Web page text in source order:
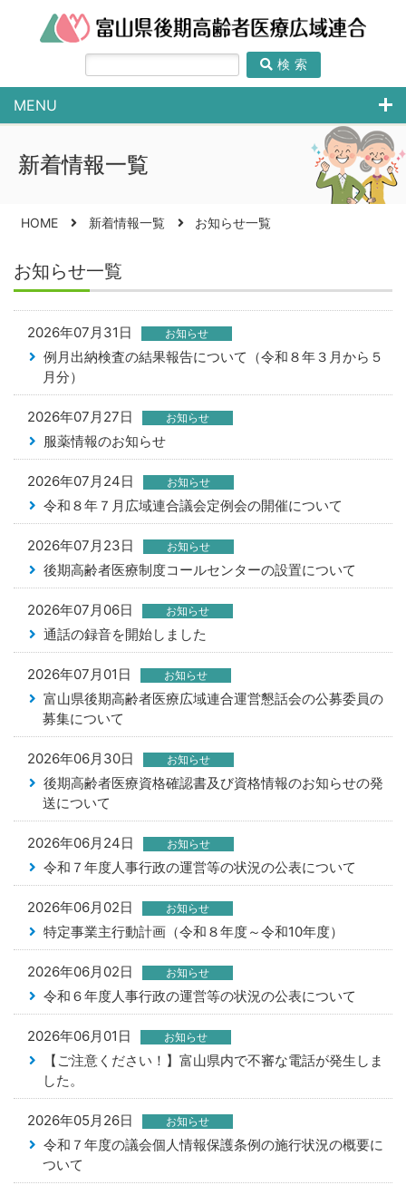
検索
MENU
新着情報一覧
HOME 新着情報一覧 お知らせ一覧
お知らせ一覧
2026年07月31日 お知らせ
例月出納検査の結果報告について（令和８年３月から５
月分）
2026年07月27日 お知らせ
服薬情報のお知らせ
2026年07月24日 お知らせ
令和８年７月広域連合議会定例会の開催について
2026年07月23日 お知らせ
後期高齢者医療制度コールセンターの設置について
2026年07月06日 お知らせ
通話の録音を開始しました
2026年07月01日 お知らせ
富山県後期高齢者医療広域連合運営懇話会の公募委員の
募集について
2026年06月30日 お知らせ
後期高齢者医療資格確認書及び資格情報のお知らせの発
送について
2026年06月24日 お知らせ
令和７年度人事行政の運営等の状況の公表について
2026年06月02日 お知らせ
特定事業主行動計画（令和８年度～令和10年度）
2026年06月02日 お知らせ
令和６年度人事行政の運営等の状況の公表について
2026年06月01日 お知らせ
【ご注意ください！】富山県内で不審な電話が発生しま
した。
2026年05月26日 お知らせ
令和７年度の議会個人情報保護条例の施行状況の概要に
ついて